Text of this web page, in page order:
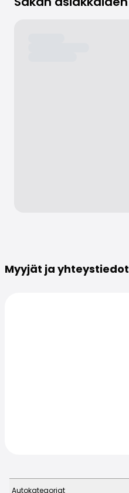
Myyjät ja yhteystiedot
Autokategoriat